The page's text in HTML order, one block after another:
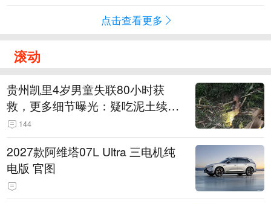
点击查看更多
滚动
贵州凯里4岁男童失联80小时获
救，更多细节曝光：疑吃泥土续
命，搜救至20米附近错过多找3天
144
2027款阿维塔07L Ultra 三电机纯
电版 官图